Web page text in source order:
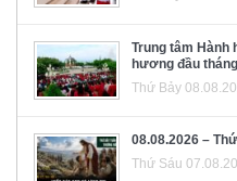
Trung tâm Hành
hương đầu
Thứ Bảy
08.08.2026 –
Thứ Sáu